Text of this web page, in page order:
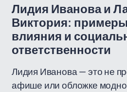
Лидия Иванова и
Виктория:
влияния и
ответственности
Лидия Иванова — это не
афише или обложке